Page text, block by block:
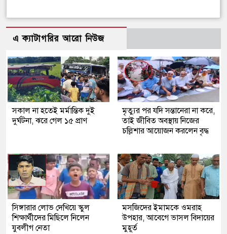
এ ক্যাটাগরির আরো নিউজ
সকাল না হতেই মর্মান্তিক দুই
দুর্ঘটনা, ঝরে গেল ১৫ প্রাণ
মৃত্যুর পর যদি সন্তানেরা না করে,
তাই জীবিত অবস্থায় নিজের
চল্লিশার আয়োজন করলেন বৃদ্ধ
সিঙ্গারার লোভ দেখিয়ে স্কুল
শিক্ষার্থীদের মিছিলে নিলেন
যুবলীগ নেতা
মসজিদের ইমামকে ওমরাহ
উপহার, আবেগে ভাসল বিদায়ের
মুহূর্ত